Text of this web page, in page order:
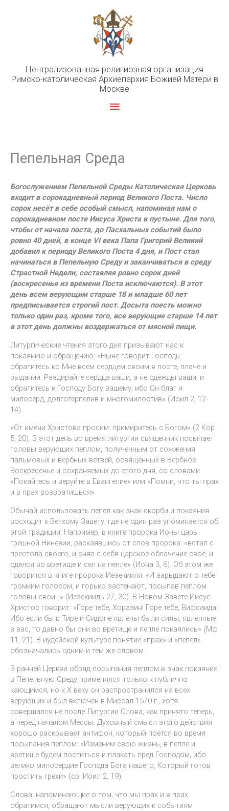
Централизованная религиозная организация
Римско-католическая Архиепархия Божией Матери в
Москве
Главное
Пепельная Среда
Богослужением Пепельной Среды Католическая Церковь
входит в сорокадневный период Великого Поста. Число
сорок несёт в себе особый смысл, напоминая нам о
сорокадневном посте Иисуса Христа в пустыне. Для того,
чтобы от начала поста, до Пасхальных событий было
ровно 40 дней, в конце VI века Папа Григорий Великий
добавил к периоду Великого Поста 4 дня, и Пост стал
начинаться в Пепельную Среду и заканчиваться в среду
Страстной Недели, составляя ровно сорок дней
(воскресенья из времени Поста исключаются). В этот
день всем верующим старше 18 и младше 60 лет
предписывается строгий пост. Досыта поесть можно
только один раз, кроме того, все верующие старше 14 лет
в этот день должны воздержаться от мясной пищи.
Литургические чтения этого дня призывают нас к
покаянию и обращению: «Ныне говорит Господь:
обратитесь ко Мне всем сердцем своим в посте, плаче и
рыдании. Раздирайте сердца ваши, а не одежды ваши, и
обратитесь к Господу Богу вашему; ибо Он благ и
милосерд, долготерпелив и многомилостив» (Иоил 2, 12-
14).
«От имени Христова просим: примиритесь с Богом» (2 Кор
5, 20). В этот день во время литургии священник посыпает
головы верующих пеплом, полученным от сожжения
пальмовых и вербных ветвей, освящённых в Вербное
Воскресенье и сохраняемых до этого дня, со словами
«Покайтесь и веруйте в Евангелие» или «Помни, что ты прах
и в прах возвратишься».
Обычай использовать пепел как знак скорби и покаяния
восходит к Ветхому Завету, где не один раз упоминается об
этой традиции. Например, в книге пророка Ионы царь
грешной Ниневии, раскаявшись от слов пророка: «встал с
престола своего, и снял с себя царское облачение своё, и
оделся во вретище и сел на пепле» (Иона 3, 6). Об этом же
говорится в книге пророка Иезекииля: «И зарыдают о тебе
громким голосом, и горько застенают, посыпав пеплом
головы свои…» (Иезекииль 27, 30). В Новом Завете Иисус
Христос говорит: «Горе тебе, Хоразин! Горе тебе, Вифсаида!
Ибо если бы в Тире и Сидоне явлены были силы, явленные
в вас, то давно бы они во вретище и пепле покаялись» (Мф
11, 21). В иудейской культуре понятие «прах» и «пепел»
обозначались одним и тем же словом.
В ранней Церкви обряд посыпания пеплом в знак покаяния
в Пепельную Среду применялся только к публично
кающимся, но к Х веку он распространился на всех
верующих и был включён в Миссал 1570 г., хотя
совершался не после Литургии Слова, как принято теперь,
а перед началом Мессы. Духовный смысл этого действия
хорошо раскрывает антифон, который поётся во время
посыпания пеплом: «Изменим свою жизнь, в пепле и
вретище будем поститься и плакать пред Господом, ибо
велико милосердие Господа Бога нашего, Который готов
простить грехи» (ср. Иоил 2, 19).
Слова, напоминающие о том, что мы прах и в прах
обратимся, обращают мысли верующих к событиям